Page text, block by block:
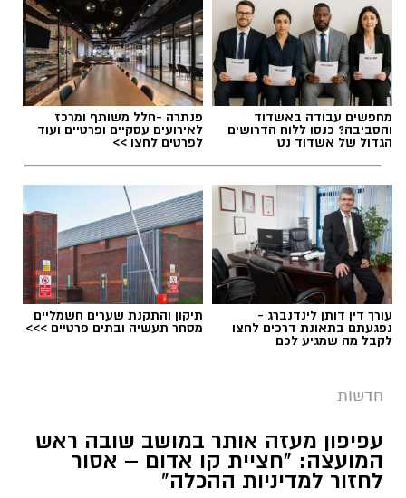
מחפשים עבודה באשדוד
והסביבה? כנסו ללוח הדרושים
הגדול של אשדוד נט
פנתרה -חלל משותף ומרכז
לאירועים עסקיים ופרטיים ועוד
לפרטים לחצו >>
עורך דין דותן לינדנברג -
נפגעתם בתאונת דרכים לחצו
לקבל מה שמגיע לכם
תיקון והתקנת שערים חשמליים
מסחר תעשיה ובתים פרטיים >>>
חדשות
עפיפון מעזה אותר במושב שובה ראש
המועצה: "חציית קו אדום – אסור
לחזור למדיניות ההכלה"